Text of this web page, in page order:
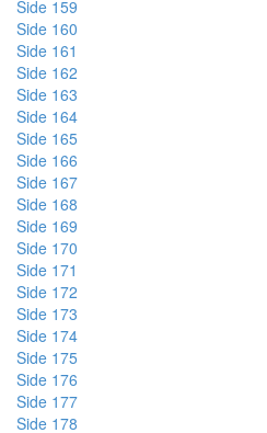
Side 159
Side 160
Side 161
Side 162
Side 163
Side 164
Side 165
Side 166
Side 167
Side 168
Side 169
Side 170
Side 171
Side 172
Side 173
Side 174
Side 175
Side 176
Side 177
Side 178